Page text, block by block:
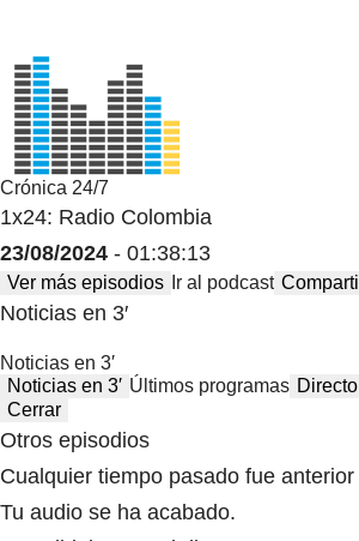
Crónica 24/7
1x24: Radio Colombia
23/08/2024 - 01:38:13
Ver más episodios Ir al podcast
Noticias en 3′
Noticias en 3′
Noticias en 3′ Últimos programas Directo
Cerrar
Otros episodios
Cualquier tiempo pasado fue anterior
Tu audio se ha acabado.